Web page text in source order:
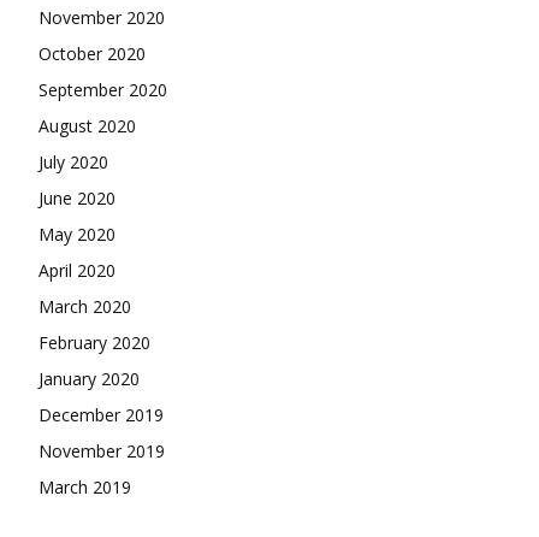
November 2020
October 2020
September 2020
August 2020
July 2020
June 2020
May 2020
April 2020
March 2020
February 2020
January 2020
December 2019
November 2019
March 2019